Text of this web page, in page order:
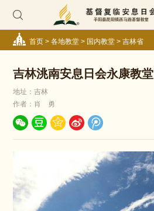
首页> 各地教堂> 国内教堂> 吉林省
吉林洮南安息日会永康教堂
地址：吉林
作者：肖 勇